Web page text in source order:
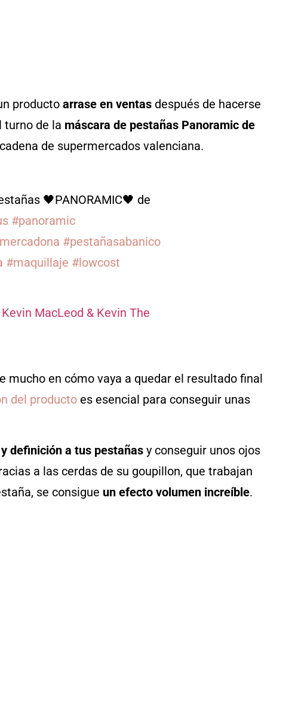
producto arrase en ventas después de hacerse
turno de la máscara de pestañas Panoramic de
de supermercados valenciana.
🖤PANORAMIC🖤 de
#panoramic
#pestañasabanico
#maquillaje #lowcost
MacLeod & Kevin The
mucho en cómo vaya a quedar el resultado final
del producto es esencial para conseguir unas
definición a tus pestañas y conseguir unos ojos
a las cerdas de su goupillon, que trabajan
se consigue un efecto volumen increíble.